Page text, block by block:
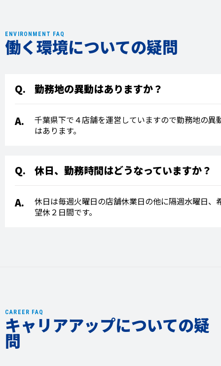
ENVIRONMENT FAQ
働く環境についての疑問
勤務地の異動はありますか？
千葉県下で４店舗を運営していますので勤務地の異
はあります。
休日、勤務時間はどうなっていますか？
休日は毎週火曜日の店舗休業日の他に隔週水曜日、
望休２日間です。
CAREER FAQ
キャリアアップについての疑
問